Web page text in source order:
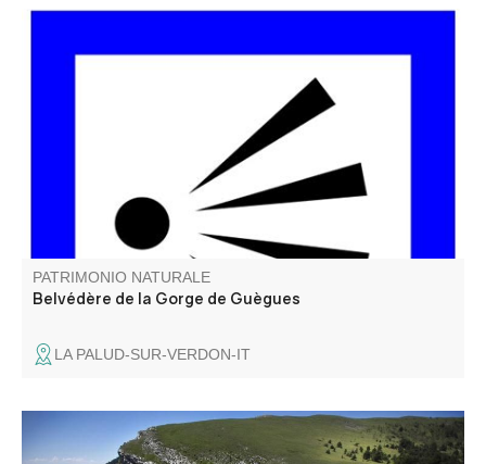
Du belvédère de la Gorge de Guègues, on surplombe les
vestiges de la ferme de Guègues, située sur un plateau
herbeux qui est au-dessus des Gorges. La ferme était
occupée par le pastre (berger) et possédait un beau
verger (amandiers, poiriers…).
PATRIMONIO NATURALE
Belvédère de la Gorge de Guègues
LA PALUD-SUR-VERDON-IT
La réserve naturelle géologique de Haute-Provence